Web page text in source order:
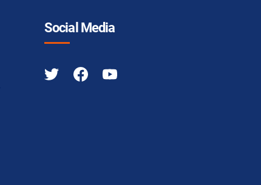
Social Media